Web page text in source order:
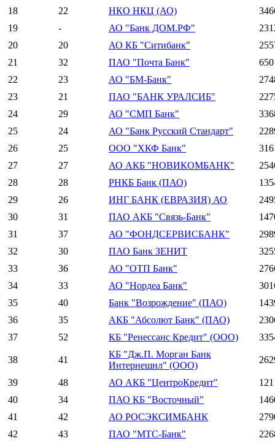
18
22 НКО НКЦ (АО)
19
- АО "Банк ДОМ.РФ"
20
20 АО КБ "Ситибанк"
21
32 ПАО "Почта Банк"
650
22
23 АО "БМ-Банк"
23
21 ПАО "БАНК УРАЛСИБ"
24
29 АО "СМП Банк"
25
24 АО "Банк Русский Стандарт"
26
25 ООО "ХКФ Банк"
316
27
27 АО АКБ "НОВИКОМБАНК"
28
28 РНКБ Банк (ПАО)
29
26 ИНГ БАНК (ЕВРАЗИЯ) АО
30
31 ПАО АКБ "Связь-Банк"
31
37 АО "ФОНДСЕРВИСБАНК"
32
30 ПАО Банк ЗЕНИТ
33
36 АО "ОТП Банк"
34
33 АО "Нордеа Банк"
35
40 Банк "Возрождение" (ПАО)
36
35 АКБ "Абсолют Банк" (ПАО)
37
52 КБ "Ренессанс Кредит" (ООО)
38 41
КБ "Дж.П. Морган Банк
Интернешнл" (ООО)
39 48 АО АКБ "ЦентроКредит"
121
40
34 ПАО КБ "Восточный"
41
42 АО РОСЭКСИМБАНК
42
43 ПАО "МТС-Банк"